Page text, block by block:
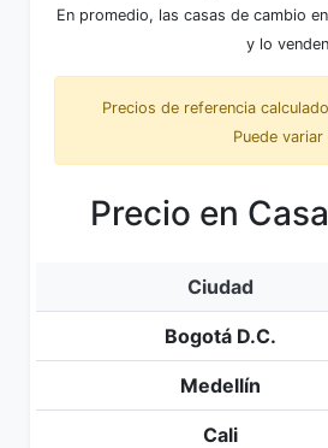
En promedio, las casas de cambio
y lo
Precios de referencia
Puede
Precio en
Ciudad
Bogotá D.C.
Medellín
Cali